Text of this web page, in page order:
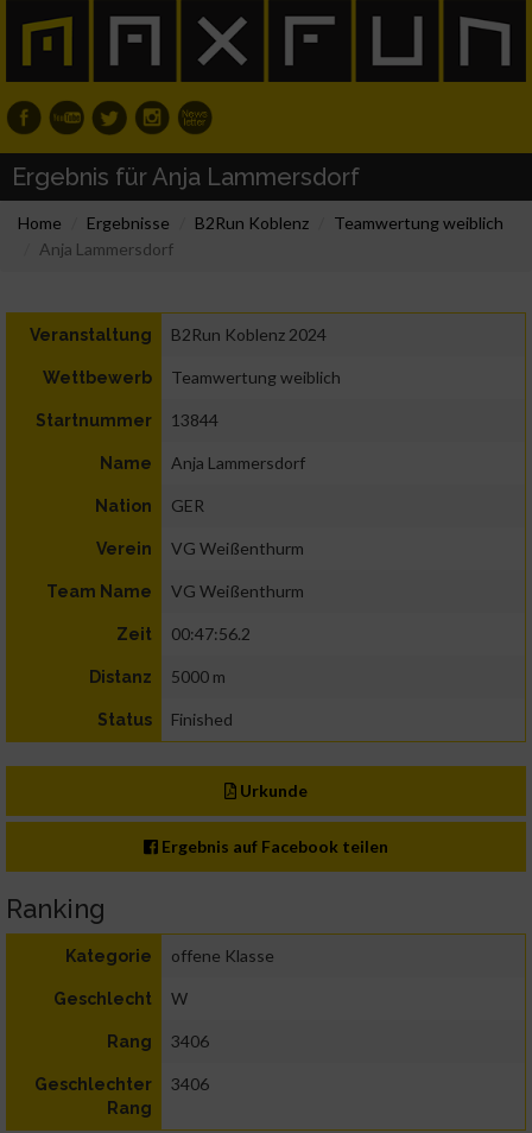
Ergebnis für Anja Lammersdorf
Home Ergebnisse B2Run Koblenz
Teamwertung weiblich
Anja Lammersdorf
Veranstaltung B2Run Koblenz 2024
Wettbewerb Teamwertung weiblich
Startnummer 13844
Name Anja Lammersdorf
Nation GER
Verein VG Weißenthurm
Team Name VG Weißenthurm
Zeit 00:47:56.2
Distanz 5000 m
Status Finished
Urkunde
Ergebnis auf Facebook teilen
Ranking
Kategorie offene Klasse
Geschlecht W
Rang 3406
Geschlechter
Rang
3406